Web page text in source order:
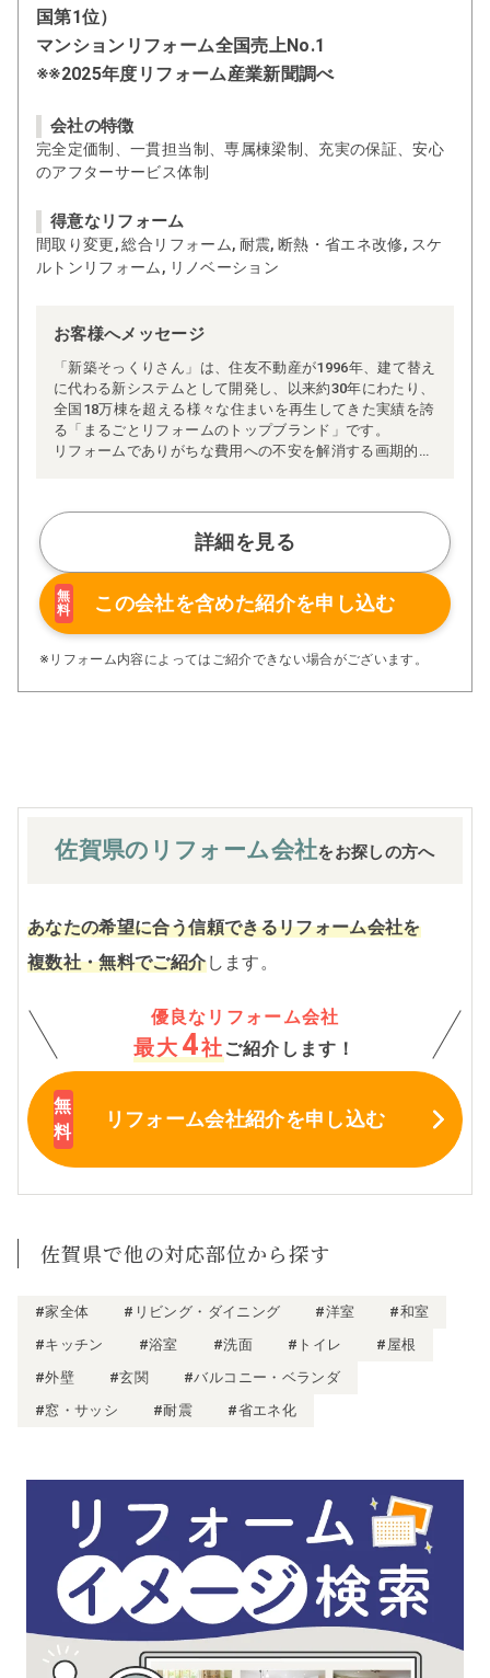
国第1位）
マンションリフォーム全国売上No.1
※※2025年度リフォーム産業新聞調べ
会社の特徴
完全定価制、一貫担当制、専属棟梁制、充実の保証、安心
のアフターサービス体制
得意なリフォーム
間取り変更, 総合リフォーム, 耐震, 断熱・省エネ改修, スケ
ルトンリフォーム, リノベーション
お客様へメッセージ
「新築そっくりさん」は、住友不動産が1996年、建て替え
に代わる新システムとして開発し、以来約30年にわたり、
全国18万棟を超える様々な住まいを再生してきた実績を誇
る「まるごとリフォームのトップブランド」です。
リフォームでありがちな費用への不安を解消する画期的な
ム」、経験豊かなセールスエンジニアによる「一貫担当
制」などが高い信頼を得ています。
また、大規模リフォームに習熟した施工管理者が現場を統
括する「専属棟梁制」、豊富な実績に裏付けられた充実の
施工マニュアルや検査体制により高い施工品質を実現。
さらに、住友不動産のリフォームならではの充実の保証、
アフターサービス体制で工事後も安心です。
ぜひ、あなたの大切なお住まいの再生を私たちにお任せく
詳細を見る
無
料
この会社を含めた紹介を申し込む
※リフォーム内容によってはご紹介できない場合がございます。
佐賀県の リフォーム会社をお探しの方へ
あなたの希望に合う信頼できるリフォーム会社を
複数社・無料でご紹介します。
優良なリフォーム会社
最大 4社 ご紹介します！
リフォーム会社紹介を申し込む
佐賀県で他の対応部位から探す
#家全体 #リビング・ダイニング #洋室
#和室
#キッチン
#浴室 #洗面 #トイレ
#屋根
#外壁
#玄関
#バルコニー・ベランダ
#窓・サッシ
#耐震 #省エネ化